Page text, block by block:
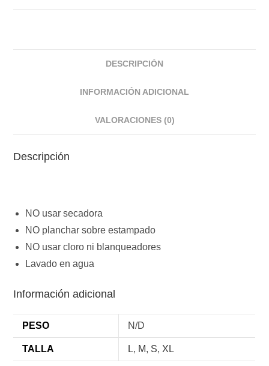
DESCRIPCIÓN
INFORMACIÓN ADICIONAL
VALORACIONES (0)
Descripción
NO usar secadora
NO planchar sobre estampado
NO usar cloro ni blanqueadores
Lavado en agua
Información adicional
PESO N/D
TALLA L, M, S, XL